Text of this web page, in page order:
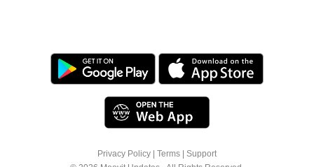
Privacy Policy Terms
Support